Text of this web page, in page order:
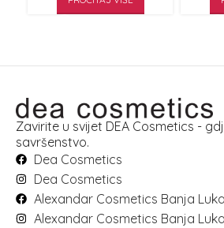
Zavirite u svijet DEA Cosmetics -
savršenstvo.
Dea Cosmetics
Dea Cosmetics
Alexandar Cosmetics Banja Luka
Alexandar Cosmetics Banja Luka